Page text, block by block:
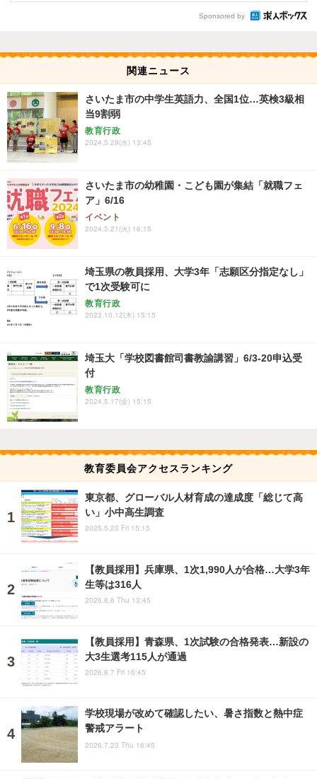
Sponsored by
関連ニュース
さいたま市の中学生英語力、全国1位…英検3級相
当9割弱
教育行政
2024.5.29(水) 13:45
さいたま市の幼稚園・こども園が集結「就職フェ
ア」6/16
イベント
2024.5.21(火) 16:15
埼玉県の教員採用、大学3年「志願区分指定なし」
で1次受験可に
教育行政
2023.10.12(木) 15:15
埼玉大「学校図書館司書教諭講習」6/3-20申込受
付
教育行政
2024.5.17(金) 15:15
教育委員会アクセスランキング
東京都、グローバル人材育成の達成度「総じて高
い」小中高生調査
2025.5.23 Fri 15:15
【教員採用】兵庫県、1次1,990人が合格…大学3年
生等は316人
2026.8.6 Thu 13:45
【教員採用】青森県、1次試験の合格発表…新設の
大3生選考115人が通過
2026.8.7 Fri 16:45
学校現場が改めて確認したい、暑さ指数と熱中症
警戒アラート
2026.7.23 Thu 16:45